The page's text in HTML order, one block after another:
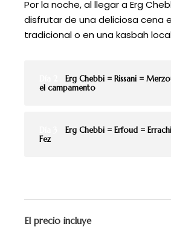
Por la noche, al llegar a Erg
disfrutar de una deliciosa cena
tradicional o en una kasbah
Erg Chebbi = Rissani =
el campamento
Erg Chebbi = Erfoud =
Fez
El precio incluye